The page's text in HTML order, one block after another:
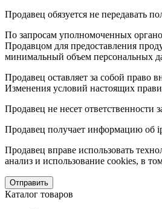
Продавец обязуется не передавать
По запросам уполномоченных
Продавцом для предоставления
минимальный объем персональных
Продавец оставляет за собой право
Изменения условий настоящих
Продавец не несет
Продавец получает информацию об
Продавец вправе использовать
анализ и использование cookies, в
Отправить
Каталог товаров